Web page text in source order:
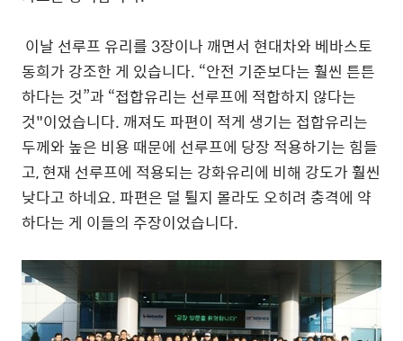
이날 선루프 유리를 3장이나 깨면서 현대차와 베바스토
동희가 강조한 게 있습니다. “안전 기준보다는 훨씬 튼튼
하다는 것”과 “접합유리는 선루프에 적합하지 않다는
것"이었습니다. 깨져도 파편이 적게 생기는 접합유리는
두께와 높은 비용 때문에 선루프에 당장 적용하기는 힘들
고, 현재 선루프에 적용되는 강화유리에 비해 강도가 훨씬
낮다고 하네요. 파편은 덜 튈지 몰라도 오히려 충격에 약
하다는 게 이들의 주장이었습니다.